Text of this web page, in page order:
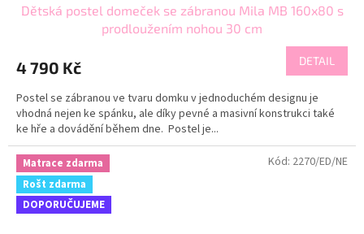
Dětská postel domeček se zábranou Mila MB 160x80 s
prodloužením nohou 30 cm
4 790 Kč DETAIL
Postel se zábranou ve tvaru domku v jednoduchém designu je
vhodná nejen ke spánku, ale díky pevné a masivní konstrukci také
ke hře a dovádění během dne. Postel je...
Matrace zdarma
Rošt zdarma
DOPORUČUJEME
Kód: 2270/ED/NE